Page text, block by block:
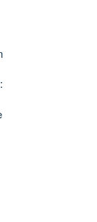
: